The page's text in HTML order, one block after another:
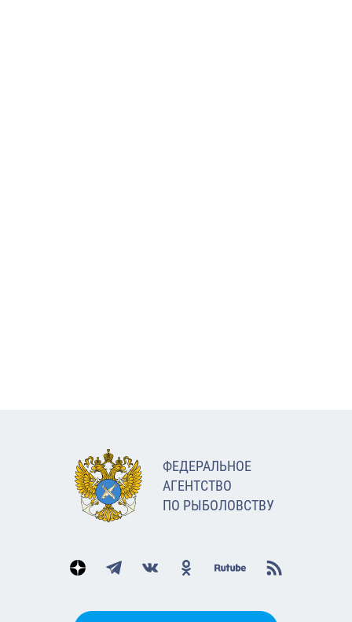
ФЕДЕРАЛЬНОЕ
АГЕНТСТВО
ПО РЫБОЛОВСТВУ